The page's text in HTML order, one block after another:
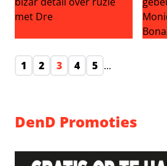
1
2 3 4 5 ...
DenD Promoties